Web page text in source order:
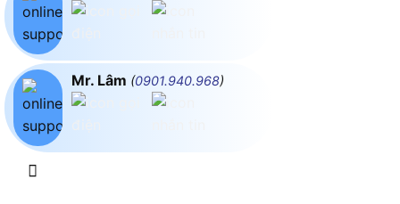
Mr. Lâm (0901.940.968)